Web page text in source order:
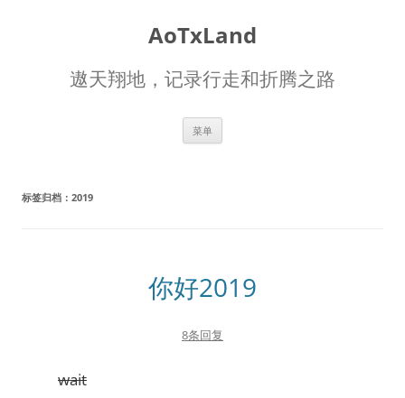
AoTxLand
遨天翔地，记录行走和折腾之路
菜单
标签归档： 2019
你好2019
8条回复
wait